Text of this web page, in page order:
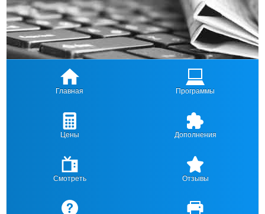
Главная Программы
Цены Дополнения
Смотреть Отзывы